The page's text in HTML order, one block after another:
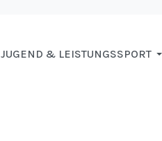
JUGEND & LEISTUNGSSPORT